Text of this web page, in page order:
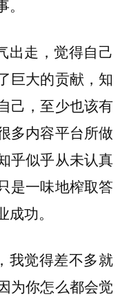
出走，觉得自己
巨大的贡献，知
己，至少也该有
多内容平台所做
乎似乎从未认真
是一味地榨取答
功。
我觉得差不多就
为你怎么都会觉